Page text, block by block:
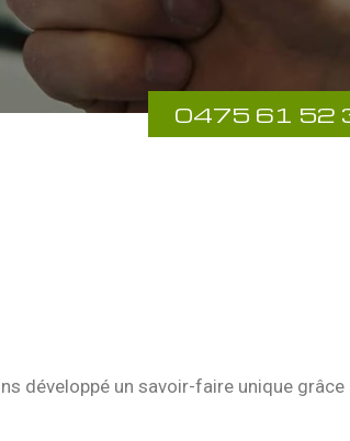
0475 61 52
développé un savoir-faire unique